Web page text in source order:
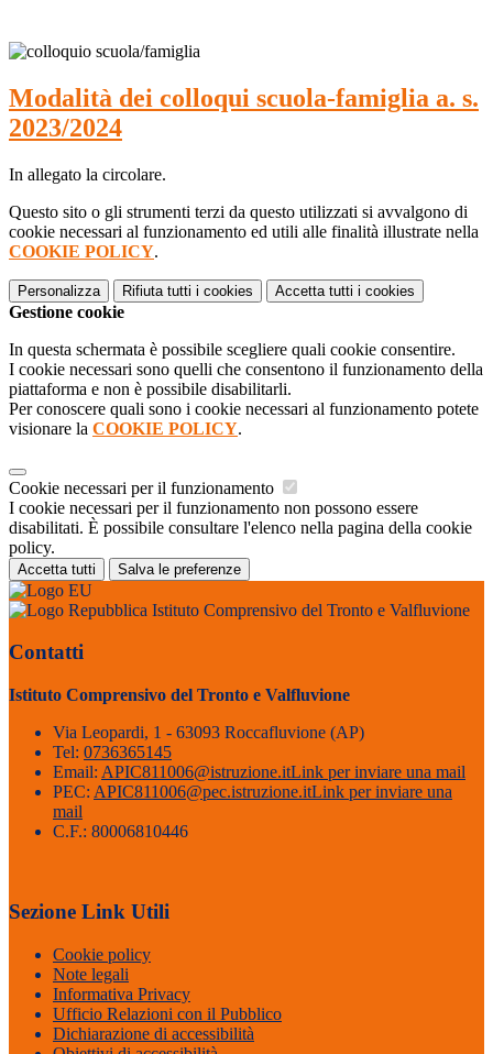
Modalità dei colloqui scuola-famiglia a. s.
2023/2024
In allegato la circolare.
Questo sito o gli strumenti terzi da questo utilizzati si avvalgono di
cookie necessari al funzionamento ed utili alle finalità illustrate nella
COOKIE POLICY.
Personalizza Rifiuta tutti i cookies Accetta tutti i cookies
Gestione cookie
In questa schermata è possibile scegliere quali cookie consentire.
I cookie necessari sono quelli che consentono il funzionamento della
piattaforma e non è possibile disabilitarli.
Per conoscere quali sono i cookie necessari al funzionamento potete
visionare la COOKIE POLICY.
Cookie necessari per il funzionamento
I cookie necessari per il funzionamento non possono essere
disabilitati. È possibile consultare l'elenco nella pagina della cookie
policy.
Accetta tutti Salva le preferenze
Istituto Comprensivo del Tronto e Valfluvione
Contatti
Istituto Comprensivo del Tronto e Valfluvione
Via Leopardi, 1 - 63093 Roccafluvione (AP)
Tel: 0736365145
Email: APIC811006@istruzione.itLink per inviare una mail
PEC: APIC811006@pec.istruzione.itLink per inviare una
mail
C.F.: 80006810446
Sezione Link Utili
Cookie policy
Note legali
Informativa Privacy
Ufficio Relazioni con il Pubblico
Dichiarazione di accessibilità